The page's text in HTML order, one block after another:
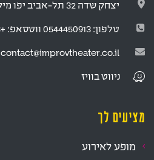
יצחק שדה 32 תל-אביב יפו מיקוד 6721206
טלפון: 0544450913 ווטסאפ: +972544450913
contact@improvtheater.co.il
ניווטבוויז
מציעים לך
מופע לאירוע